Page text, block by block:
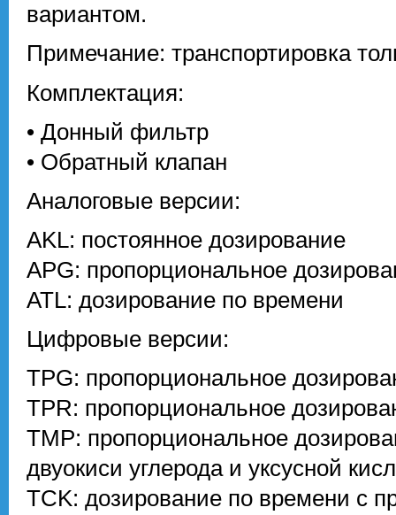
вариантом.
Примечание: транспортировка
Комплектация:
• Донный фильтр
• Обратный клапан
Аналоговые версии:
AKL: постоянное дозирование
APG: пропорциональное
ATL: дозирование по времени
Цифровые версии:
TPG: пропорциональное
TPR: пропорциональное
TMP: пропорциональное
двуокиси углерода и уксусной
TCK: дозирование по времени с